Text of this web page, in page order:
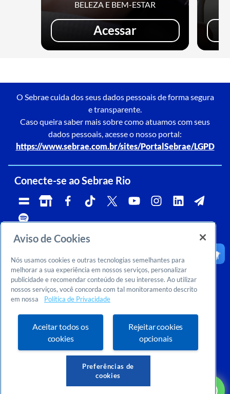
BELEZA E BEM-ESTAR
Acessar
O Sebrae cuida dos seus dados pessoais de forma segura
e transparente.
Caso queira saber mais sobre como atuamos com seus
dados pessoais, acesse o nosso portal:
https://www.sebrae.com.br/sites/PortalSebrae/LGPD
Conecte-se ao Sebrae Rio
Telefone:
0800 570 0800
Whatsapp e Telegram:
(21)96576-7825
Ouvidoria:
CNPJ:
29.737.103/0001-10
Email:
falesebraerio@rj.sebrae.com.br
Sebrae Inteligência de Mercado
Dúvidas? Consulte o FAQOu entre em contato conosco:
Aviso de Cookies
Nós usamos cookies e outras tecnologias semelhantes para
melhorar a sua experiência em nossos serviços, personalizar
publicidade e recomendar conteúdo de seu interesse. Ao utilizar
nossos serviços, você concorda com tal monitoramento descrito
em nossa
Política de Privacidade
Aceitar todos os
cookies
Rejeitar cookies
opcionais
Preferências de
cookies